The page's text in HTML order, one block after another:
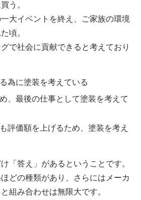
う。
大イベントを終え、ご家族の環境
頃。
で社会に貢献できると考えており
為に塗装を考えている
、最後の仕事として塗装を考えて
評価額を上げるため、塗装を考え
「答え」があるということです。
どの種類があり、さらにはメーカ
組み合わせは無限大です。